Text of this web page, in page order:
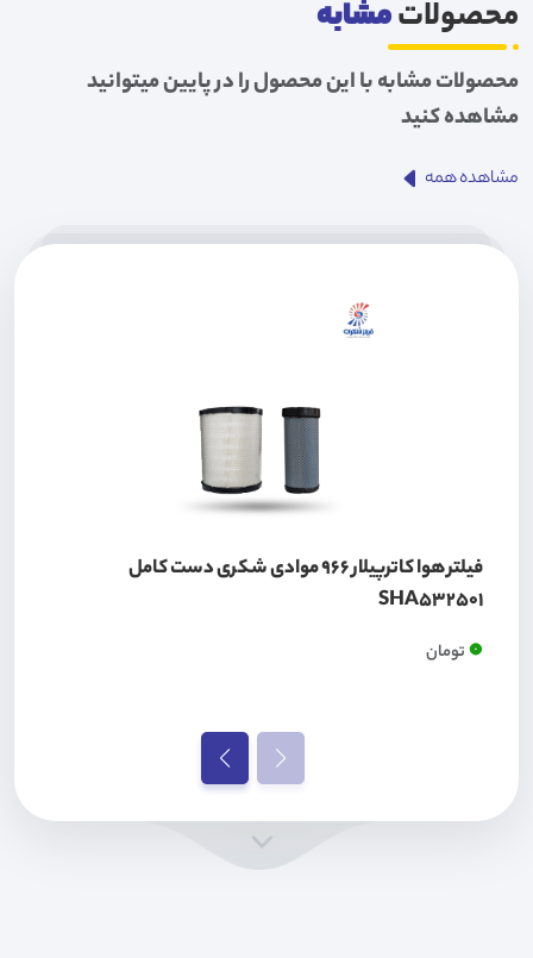
محصولاتمشابه
محصولات مشابه با این محصول را در پایین میتوانید
مشاهده کنید
مشاهده همه
فیلتر هوا کاترپیلار 966 موادی شکری دست کامل
SHA532501
0تومان